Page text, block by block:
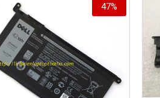
47%